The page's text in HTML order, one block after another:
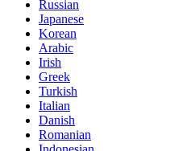
Russian
Japanese
Korean
Arabic
Irish
Greek
Turkish
Italian
Danish
Romanian